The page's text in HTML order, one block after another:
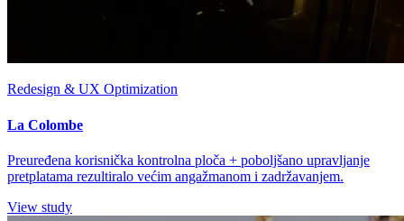
Redesign & UX Optimization
La Colombe
Preuređena korisnička kontrolna ploča + poboljšano upravljanje
pretplatama rezultiralo većim angažmanom i zadržavanjem.
View study